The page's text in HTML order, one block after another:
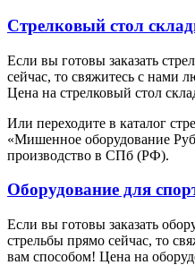
Стрелковый стол
Если вы готовы заказать
сейчас, то свяжитесь с нами
Цена на стрелковый стол
Или переходите в каталог
«Мишенное оборудование
производство в СПб (РФ).
Оборудование для
Если вы готовы заказать
стрельбы прямо сейчас, то
вам способом! Цена на